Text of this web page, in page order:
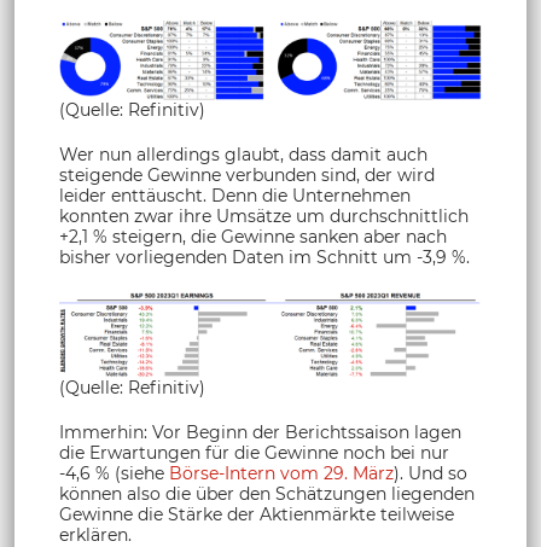
(Quelle: Refinitiv)
Wer nun allerdings glaubt, dass damit auch
steigende Gewinne verbunden sind, der wird
leider enttäuscht. Denn die Unternehmen
konnten zwar ihre Umsätze um durchschnittlich
+2,1 % steigern, die Gewinne sanken aber nach
bisher vorliegenden Daten im Schnitt um -3,9 %.
(Quelle: Refinitiv)
Immerhin: Vor Beginn der Berichtssaison lagen
die Erwartungen für die Gewinne noch bei nur
-4,6 % (siehe Börse-Intern vom 29. März). Und so
können also die über den Schätzungen liegenden
Gewinne die Stärke der Aktienmärkte teilweise
erklären.